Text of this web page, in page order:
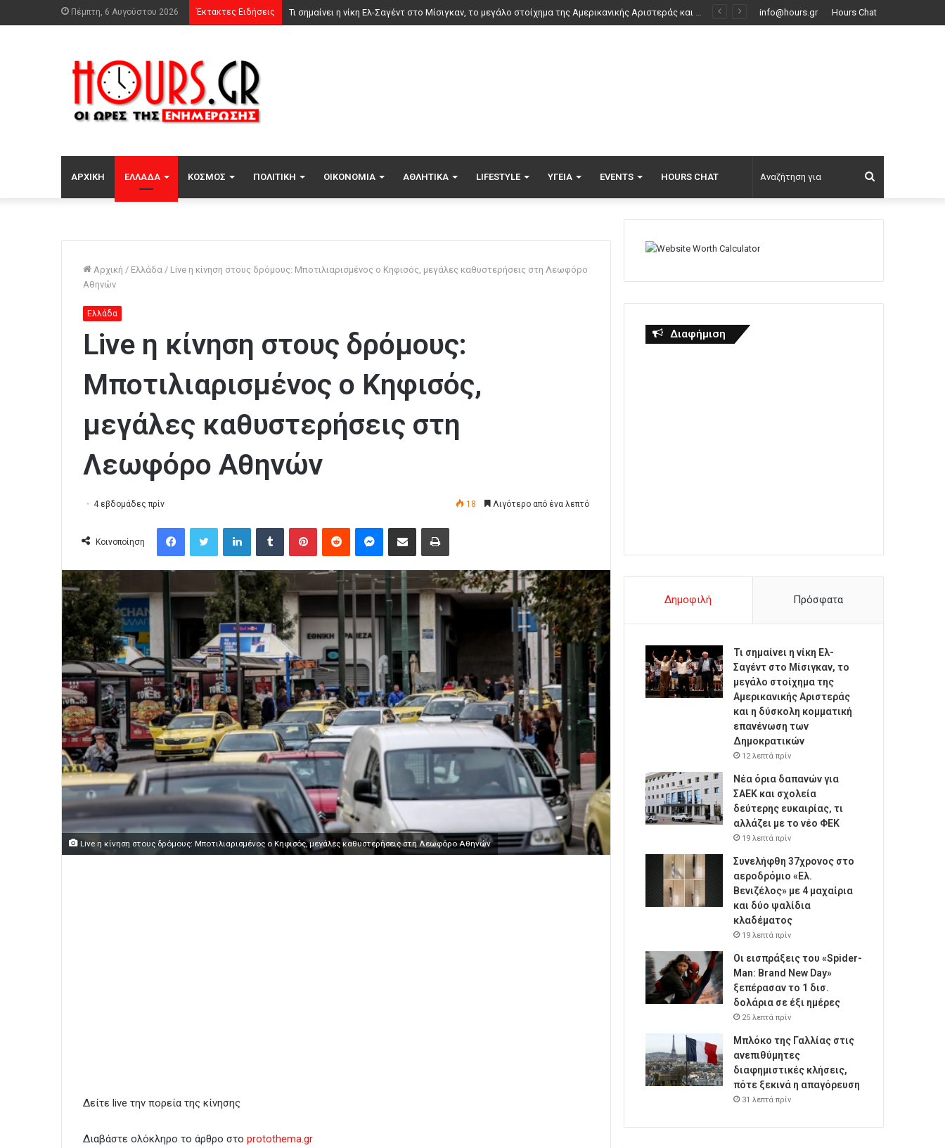
Πέμπτη, 6 Αυγούστου 2026 Έκτακτες Ειδήσεις Νέα όρια δαπανών για ΣΑΕΚ και σχολεία δεύτερης ευκαιρίας, τι αλλάζει με το νέο ΦΕΚ info@hours.gr Hours Chat
ΑΡΧΙΚΉ ΕΛΛΆΔΑ ΚΌΣΜΟΣ ΠΟΛΙΤΙΚΉ ΟΙΚΟΝΟΜΊΑ ΑΘΛΗΤΙΚΆ LIFESTYLE ΥΓΕΊΑ EVENTS HOURS CHAT
για
Αρχική / Ελλάδα / Live η κίνηση στους δρόμους: Μποτιλιαρισμένος ο Κηφισός, μεγάλες καθυστερήσεις στη Λεωφόρο
Αθηνών
Ελλάδα
Live η κίνηση στους δρόμους:
Μποτιλιαρισμένος ο Κηφισός,
μεγάλες καθυστερήσεις στη
Λεωφόρο Αθηνών
4 εβδομάδες πρίν 18 Λιγότερο από ένα λεπτό
Κοινοποίηση
Live η κίνηση στους δρόμους: Μποτιλιαρισμένος ο Κηφισός, μεγάλες καθυστερήσεις στη Λεωφόρο Αθηνών
Δείτε live την πορεία της κίνησης
Διαβάστε ολόκληρο το άρθρο στο protothema.gr
Διαφήμιση
Δημοφιλή Πρόσφατα
Τι σημαίνει η νίκη Ελ-
Σαγέντ στο Μίσιγκαν, το
μεγάλο στοίχημα της
Aμερικανικής Αριστεράς
και η δύσκολη κομματική
επανένωση των
Δημοκρατικών
12 λεπτά πρίν
Νέα όρια δαπανών για
ΣΑΕΚ και σχολεία
δεύτερης ευκαιρίας, τι
αλλάζει με το νέο ΦΕΚ
19 λεπτά πρίν
Συνελήφθη 37χρονος στο
αεροδρόμιο «Ελ.
Βενιζέλος» με 4 μαχαίρια
και δύο ψαλίδια
κλαδέματος
19 λεπτά πρίν
Οι εισπράξεις του «Spider-
Man: Brand New Day»
ξεπέρασαν το 1 δισ.
δολάρια σε έξι ημέρες
25 λεπτά πρίν
Μπλόκο της Γαλλίας στις
ανεπιθύμητες
διαφημιστικές κλήσεις,
πότε ξεκινά η απαγόρευση
31 λεπτά πρίν